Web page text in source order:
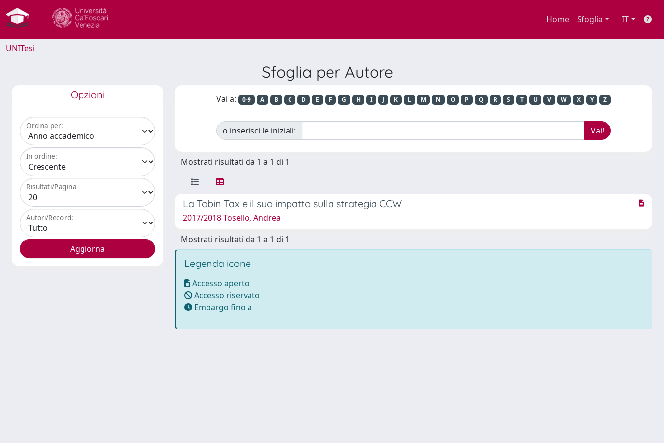
Home Sfoglia IT
UNITesi
Sfoglia per Autore
Opzioni
Ordina per:
In ordine:
Risultati/Pagina
Autori/Record:
Vai a: 0-9 A B C D E F G H I J K L M N O P Q R S T U V W X Y Z
o inserisci le iniziali:
Mostrati risultati da 1 a 1 di 1
La Tobin Tax e il suo impatto sulla strategia CCW
2017/2018 Tosello, Andrea
Mostrati risultati da 1 a 1 di 1
Legenda icone
Accesso aperto
Accesso riservato
Embargo fino a